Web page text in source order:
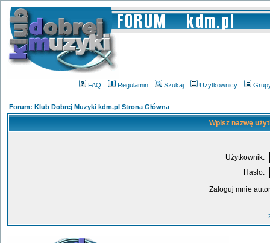
FAQ Regulamin Szukaj Użytkownicy
Forum: Klub Dobrej Muzyki kdm.pl Strona Główna
Wpisz nazwę
Użytkownik:
Hasło:
Zaloguj mnie